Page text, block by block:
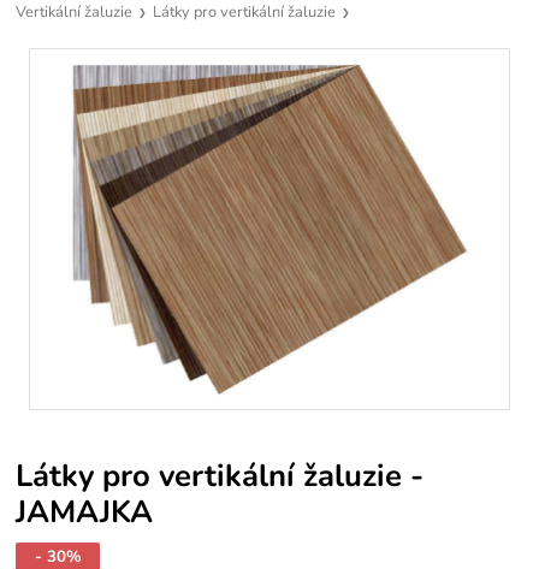
Vertikální žaluzie Látky pro vertikální žaluzie
Látky pro vertikální žaluzie -
JAMAJKA
- 30%